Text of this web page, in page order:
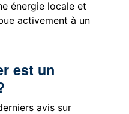
énergie locale et
activement à un
est un
avis sur